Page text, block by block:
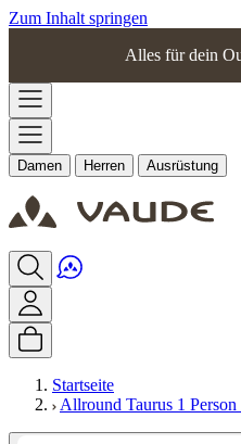
Zum Inhalt springen
Alles für dein
Damen Herren Ausrüstung
Startseite
Allround Taurus 1